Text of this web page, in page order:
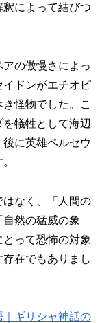
によって結びつ
の傲慢さによっ
ドンがエチオピ
怪物でした。こ
犠牲として海辺
に英雄ペルセウ
なく、「人間の
然の猛威の象
って恐怖の対象
在でもありまし
ギリシャ神話の